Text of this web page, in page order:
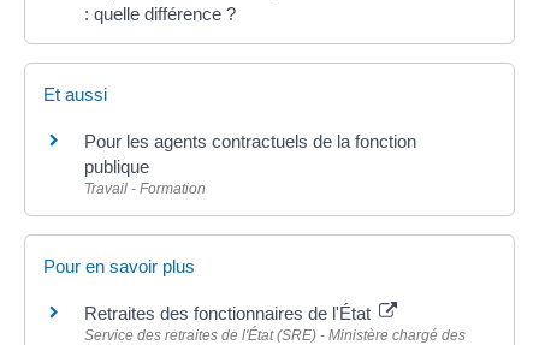
: quelle différence ?
Et aussi
Pour les agents contractuels de la fonction
publique
Travail - Formation
Pour en savoir plus
Retraites des fonctionnaires de l'État
Service des retraites de l'État (SRE) - Ministère chargé des